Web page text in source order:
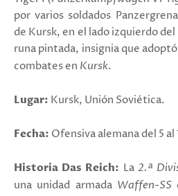
por varios soldados
de Kursk, en el lado izquierdo
runa pintada, insignia que
combates en Kursk.
Lugar: Kursk, Unión Soviética.
Fecha: Ofensiva alemana del 5
Historia Das Reich: La2.ª
una unidad armada Waffen-SS